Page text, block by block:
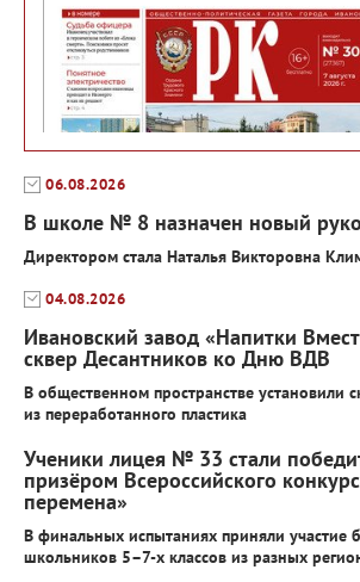
06.08.2026
В школе № 8 назначен новый
Директором стала Наталья Викторовна
04.08.2026
Ивановский завод «Напитки
сквер Десантников ко Дню ВДВ
В общественном пространстве установили
из переработанного пластика
Ученики лицея № 33 стали
призёром Всероссийского
перемена»
В финальных испытаниях приняли участие
школьников 5–7-х классов из разных